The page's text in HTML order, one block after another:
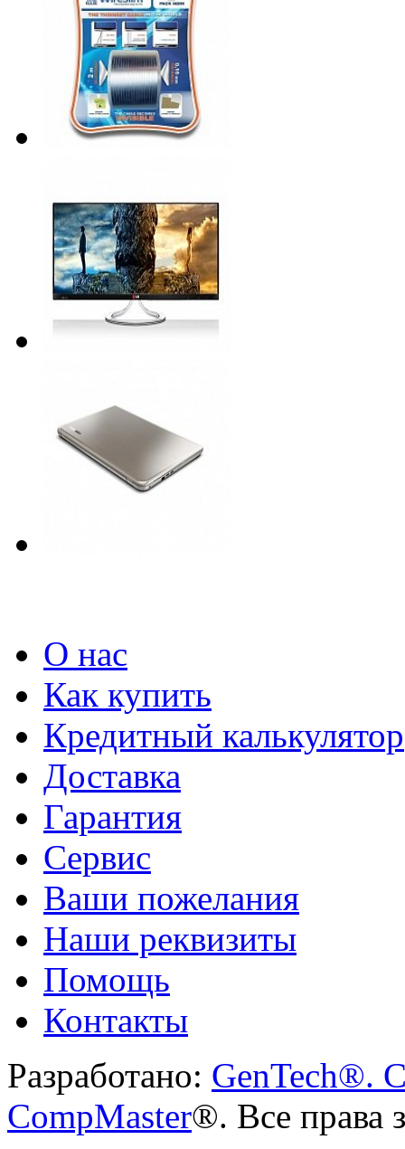
О нас
Как купить
Кредитный калькулятор
Доставка
Гарантия
Сервис
Ваши пожелания
Наши реквизиты
Помощь
Контакты
Разработано: GenTech®.
CompMaster®. Все права